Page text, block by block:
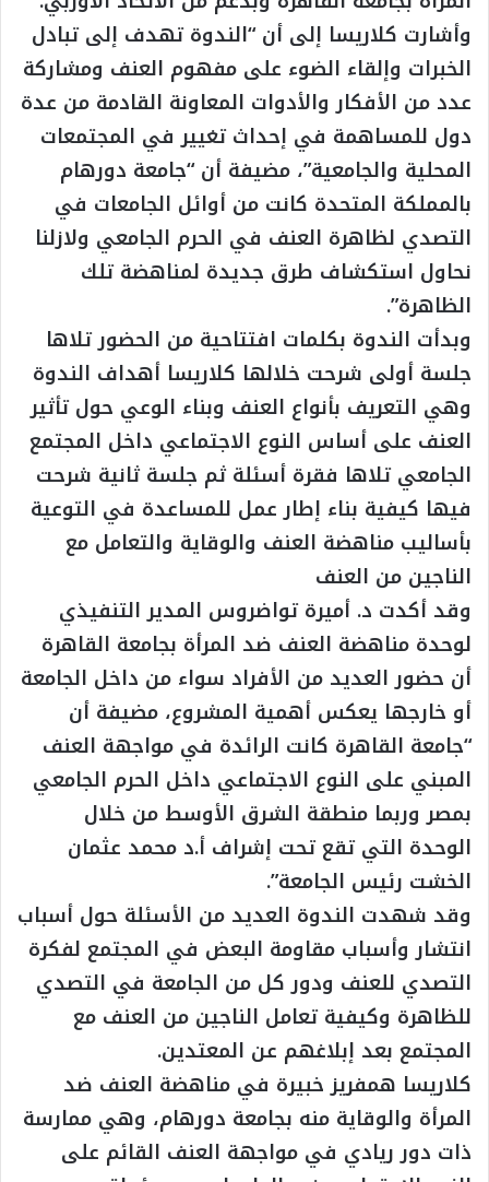
وأشارت كلاريسا إلى أن “الندوة تهدف إلى تبادل
الخبرات وإلقاء الضوء على مفهوم العنف ومشاركة
عدد من الأفكار والأدوات المعاونة القادمة من عدة
دول للمساهمة في إحداث تغيير في المجتمعات
المحلية والجامعية”، مضيفة أن “جامعة دورهام
بالمملكة المتحدة كانت من أوائل الجامعات في
التصدي لظاهرة العنف في الحرم الجامعي ولازلنا
نحاول استكشاف طرق جديدة لمناهضة تلك
الظاهرة”.
وبدأت الندوة بكلمات افتتاحية من الحضور تلاها
جلسة أولى شرحت خلالها كلاريسا أهداف الندوة
وهي التعريف بأنواع العنف وبناء الوعي حول تأثير
العنف على أساس النوع الاجتماعي داخل المجتمع
الجامعي تلاها فقرة أسئلة ثم جلسة ثانية شرحت
فيها كيفية بناء إطار عمل للمساعدة في التوعية
بأساليب مناهضة العنف والوقاية والتعامل مع
الناجين من العنف
وقد أكدت د. أميرة تواضروس المدير التنفيذي
لوحدة مناهضة العنف ضد المرأة بجامعة القاهرة
أن حضور العديد من الأفراد سواء من داخل الجامعة
أو خارجها يعكس أهمية المشروع، مضيفة أن
“جامعة القاهرة كانت الرائدة في مواجهة العنف
المبني على النوع الاجتماعي داخل الحرم الجامعي
بمصر وربما منطقة الشرق الأوسط من خلال
الوحدة التي تقع تحت إشراف أ.د محمد عثمان
الخشت رئيس الجامعة”.
وقد شهدت الندوة العديد من الأسئلة حول أسباب
انتشار وأسباب مقاومة البعض في المجتمع لفكرة
التصدي للعنف ودور كل من الجامعة في التصدي
للظاهرة وكيفية تعامل الناجين من العنف مع
المجتمع بعد إبلاغهم عن المعتدين.
كلاريسا همفريز خبيرة في مناهضة العنف ضد
المرأة والوقاية منه بجامعة دورهام، وهي ممارسة
ذات دور ريادي في مواجهة العنف القائم على